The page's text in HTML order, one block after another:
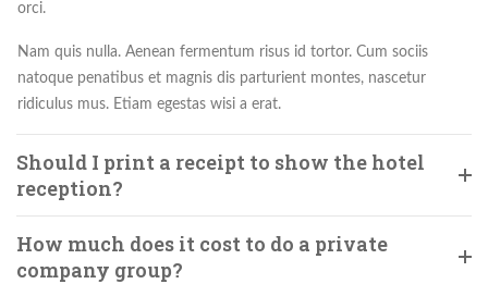
orci.
Nam quis nulla. Aenean fermentum risus id tortor. Cum sociis
natoque penatibus et magnis dis parturient montes, nascetur
ridiculus mus. Etiam egestas wisi a erat.
Should I print a receipt to show the hotel
reception?
How much does it cost to do a private
company group?